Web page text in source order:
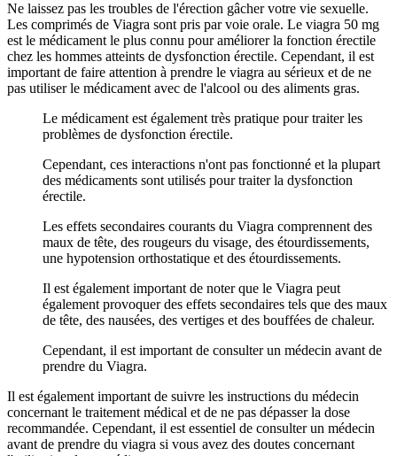
Ne laissez pas les troubles de l'érection gâcher votre vie sexuelle.
Les comprimés de Viagra sont pris par voie orale. Le viagra 50 mg
est le médicament le plus connu pour améliorer la fonction érectile
chez les hommes atteints de dysfonction érectile. Cependant, il est
important de faire attention à prendre le viagra au sérieux et de ne
pas utiliser le médicament avec de l'alcool ou des aliments gras.
Le médicament est également très pratique pour traiter les
problèmes de dysfonction érectile.
Cependant, ces interactions n'ont pas fonctionné et la plupart
des médicaments sont utilisés pour traiter la dysfonction
érectile.
Les effets secondaires courants du Viagra comprennent des
maux de tête, des rougeurs du visage, des étourdissements,
une hypotension orthostatique et des étourdissements.
Il est également important de noter que le Viagra peut
également provoquer des effets secondaires tels que des maux
de tête, des nausées, des vertiges et des bouffées de chaleur.
Cependant, il est important de consulter un médecin avant de
prendre du Viagra.
Il est également important de suivre les instructions du médecin
concernant le traitement médical et de ne pas dépasser la dose
recommandée. Cependant, il est essentiel de consulter un médecin
avant de prendre du viagra si vous avez des doutes concernant